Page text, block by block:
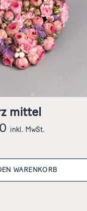
mittel
inkl. MwSt.
WARENKORB